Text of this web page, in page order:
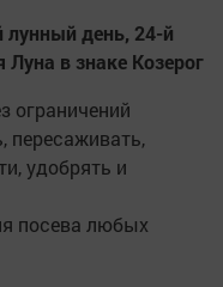
лунный день, 24-й
в знаке Козерог
ограничений
удобрять и
посева любых